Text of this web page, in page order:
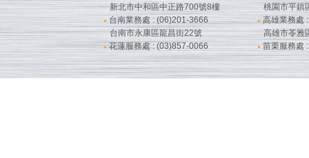
新北市中和區中正路700號8樓
桃園市平鎮
● 台南業務處 : (06)201-3666
台南市永康區龍昌街22號
●高雄業務處
高雄市苓雅
●花蓮服務處 : (03)857-0066 ● 苗栗服務處